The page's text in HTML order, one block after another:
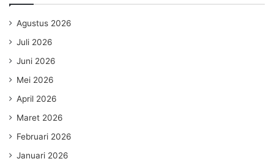
Agustus 2026
Juli 2026
Juni 2026
Mei 2026
April 2026
Maret 2026
Februari 2026
Januari 2026